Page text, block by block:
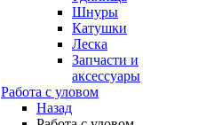
Шнуры
Катушки
Леска
Запчасти и
аксессуары
Работа с уловом
Назад